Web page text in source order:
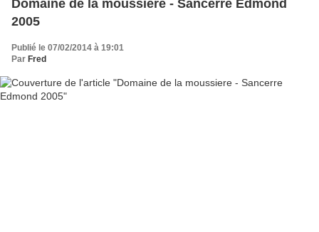
Domaine de la moussiere - Sancerre Edmond
2005
Publié le 07/02/2014 à 19:01
Par Fred